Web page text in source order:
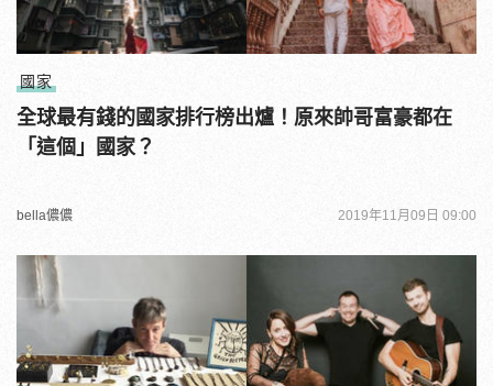
國家
全球最有錢的國家排行榜出爐！原來帥哥富豪都在
「這個」國家？
bella儂儂 2019年11月09日 09:00